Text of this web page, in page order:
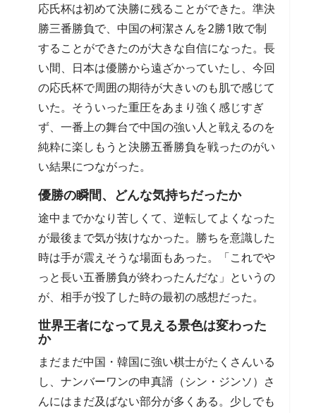
応氏杯は初めて決勝に残ることができた。準決
勝三番勝負で、中国の柯潔さんを2勝1敗で制
することができたのが大きな自信になった。長
い間、日本は優勝から遠ざかっていたし、今回
の応氏杯で周囲の期待が大きいのも肌で感じて
いた。そういった重圧をあまり強く感じすぎ
ず、一番上の舞台で中国の強い人と戦えるのを
純粋に楽しもうと決勝五番勝負を戦ったのがい
い結果につながった。
優勝の瞬間、どんな気持ちだったか
途中までかなり苦しくて、逆転してよくなった
が最後まで気が抜けなかった。勝ちを意識した
時は手が震えそうな場面もあった。「これでや
っと長い五番勝負が終わったんだな」というの
が、相手が投了した時の最初の感想だった。
世界王者になって見える景色は変わった
か
まだまだ中国・韓国に強い棋士がたくさんいる
し、ナンバーワンの申真諝（シン・ジンソ）さ
んにはまだ及ばない部分が多くある。少しでも